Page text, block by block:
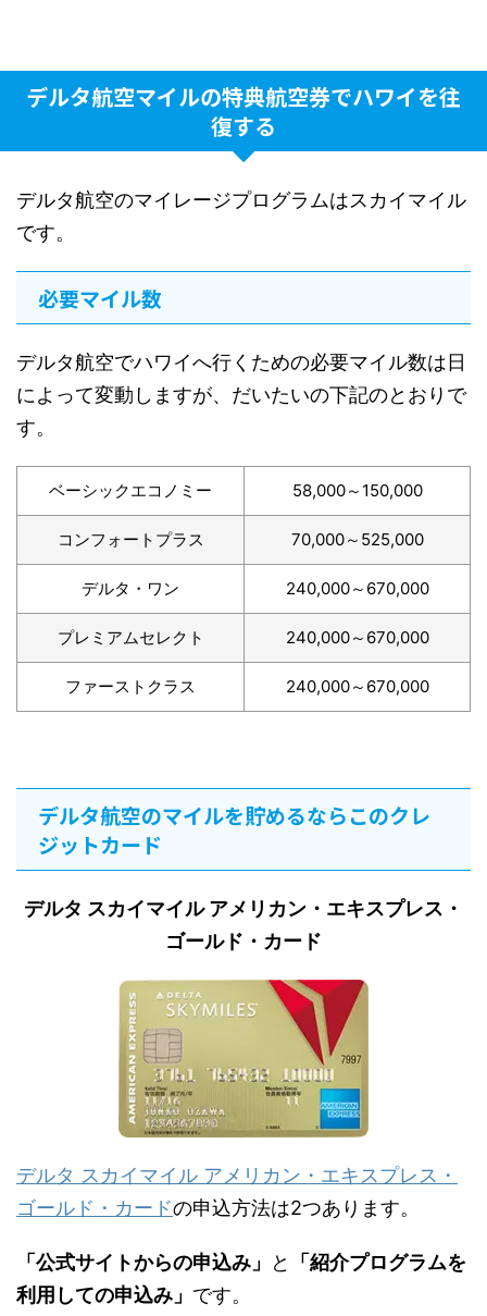
デルタ航空マイルの特典航空券でハワイを往
復する
デルタ航空のマイレージプログラムはスカイマイル
です。
必要マイル数
デルタ航空でハワイへ行くための必要マイル数は日
によって変動しますが、だいたいの下記のとおりで
す。
ベーシックエコノミー 58,000～150,000
コンフォートプラス 70,000～525,000
デルタ・ワン 240,000～670,000
プレミアムセレクト 240,000～670,000
ファーストクラス 240,000～670,000
デルタ航空のマイルを貯めるならこのクレ
ジットカード
デルタ スカイマイル アメリカン・エキスプレス・
ゴールド・カード
デルタ スカイマイル アメリカン・エキスプレス・
ゴールド・カードの申込方法は2つあります。
「公式サイトからの申込み」 と
「紹介プログラムを
利用しての申込み」 です。